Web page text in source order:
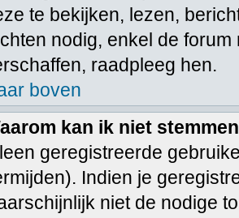
te bekijken, lezen,
nodig, enkel de
raadpleeg hen.
boven
kan ik niet
geregistreerde
Indien je
niet de nodige